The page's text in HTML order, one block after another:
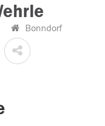
Bonndorf